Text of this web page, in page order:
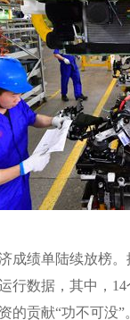
成绩单陆续放榜。
行数据，其中，
的贡献“功不可没